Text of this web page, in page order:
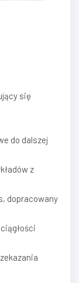
się
do dalszej
z
dopracowany